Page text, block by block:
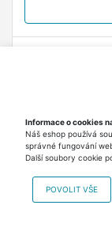
Informace o cookies
Náš eshop používá
správné fungování
Další soubory cookie
POVOLIT VŠE